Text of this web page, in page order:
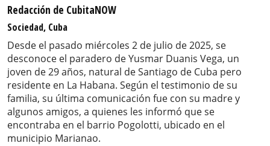
Redacción de CubitaNOW
Sociedad, Cuba
Desde el pasado miércoles 2 de julio de 2025, se
desconoce el paradero de Yusmar Duanis Vega, un
joven de 29 años, natural de Santiago de Cuba pero
residente en La Habana. Según el testimonio de su
familia, su última comunicación fue con su madre y
algunos amigos, a quienes les informó que se
encontraba en el barrio Pogolotti, ubicado en el
municipio Marianao.